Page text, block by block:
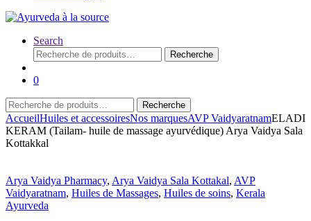
Search
Recherche
pour :
Recherche
0
Recherche
pour :
Recherche
AccueilHuiles et accessoiresNos marquesAVP VaidyaratnamELADI
KERAM (Tailam- huile de massage ayurvédique) Arya Vaidya Sala
Kottakkal
Arya Vaidya Pharmacy, Arya Vaidya Sala Kottakal, AVP
Vaidyaratnam, Huiles de Massages, Huiles de soins, Kerala
Ayurveda